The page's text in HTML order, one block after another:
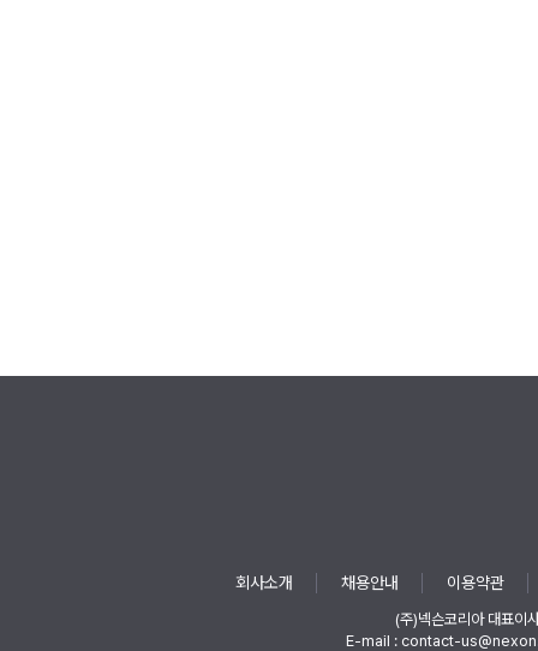
회사소개 채용안내 이용약관
(주)넥슨코리아 대표이
E-mail : contact-